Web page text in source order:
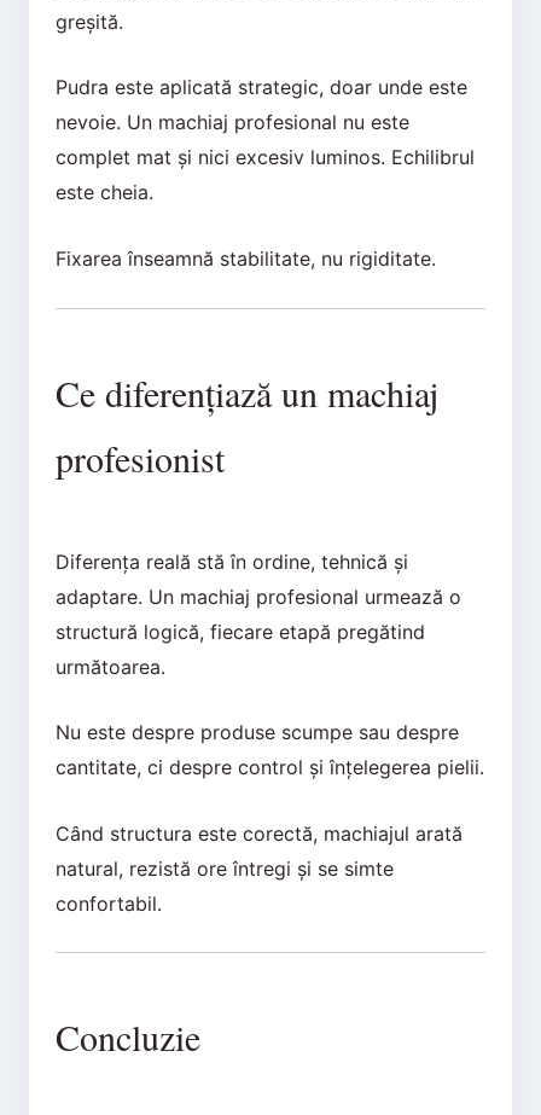
greșită.
Pudra este aplicată strategic, doar unde este
nevoie. Un machiaj profesional nu este
complet mat și nici excesiv luminos. Echilibrul
este cheia.
Fixarea înseamnă stabilitate, nu rigiditate.
Ce diferențiază un machiaj
profesionist
Diferența reală stă în ordine, tehnică și
adaptare. Un machiaj profesional urmează o
structură logică, fiecare etapă pregătind
următoarea.
Nu este despre produse scumpe sau despre
cantitate, ci despre control și înțelegerea pielii.
Când structura este corectă, machiajul arată
natural, rezistă ore întregi și se simte
confortabil.
Concluzie